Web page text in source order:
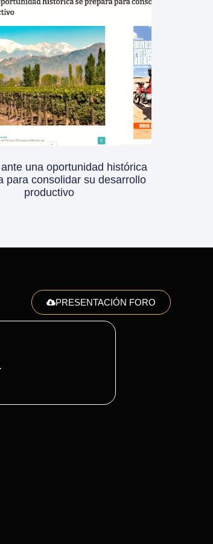
una oportunidad histórica
para consolidar su desarrollo
productivo
PRESENTACIÓN FORO